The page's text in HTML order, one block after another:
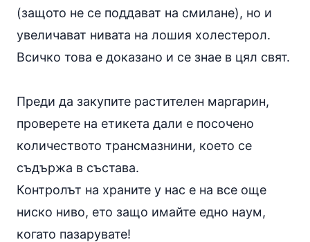
(защото не се поддават на смилане), но и
увеличават нивата на лошия холестерол.
Всичко това е доказано и се знае в цял свят.
Преди да закупите растителен маргарин,
проверете на етикета дали е посочено
количеството трансмазнини, което се
съдържа в състава.
Контролът на храните у нас е на все още
ниско ниво, ето защо имайте едно наум,
когато пазарувате!